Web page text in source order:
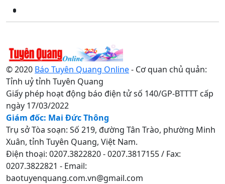
© 2020 Báo Tuyên Quang Online- Cơ quan chủ quản:
Tỉnh uỷ tỉnh Tuyên Quang
Giấy phép hoạt động báo điện tử số 140/GP-BTTTT cấp
ngày 17/03/2022
Giám đốc: Mai Đức Thông
Trụ sở Tòa soạn: Số 219, đường Tân Trào, phường Minh
Xuân, tỉnh Tuyên Quang, Việt Nam.
Điện thoại: 0207.3822820 - 0207.3817155 / Fax:
0207.3822821 - Email:
baotuyenquang.com.vn@gmail.com